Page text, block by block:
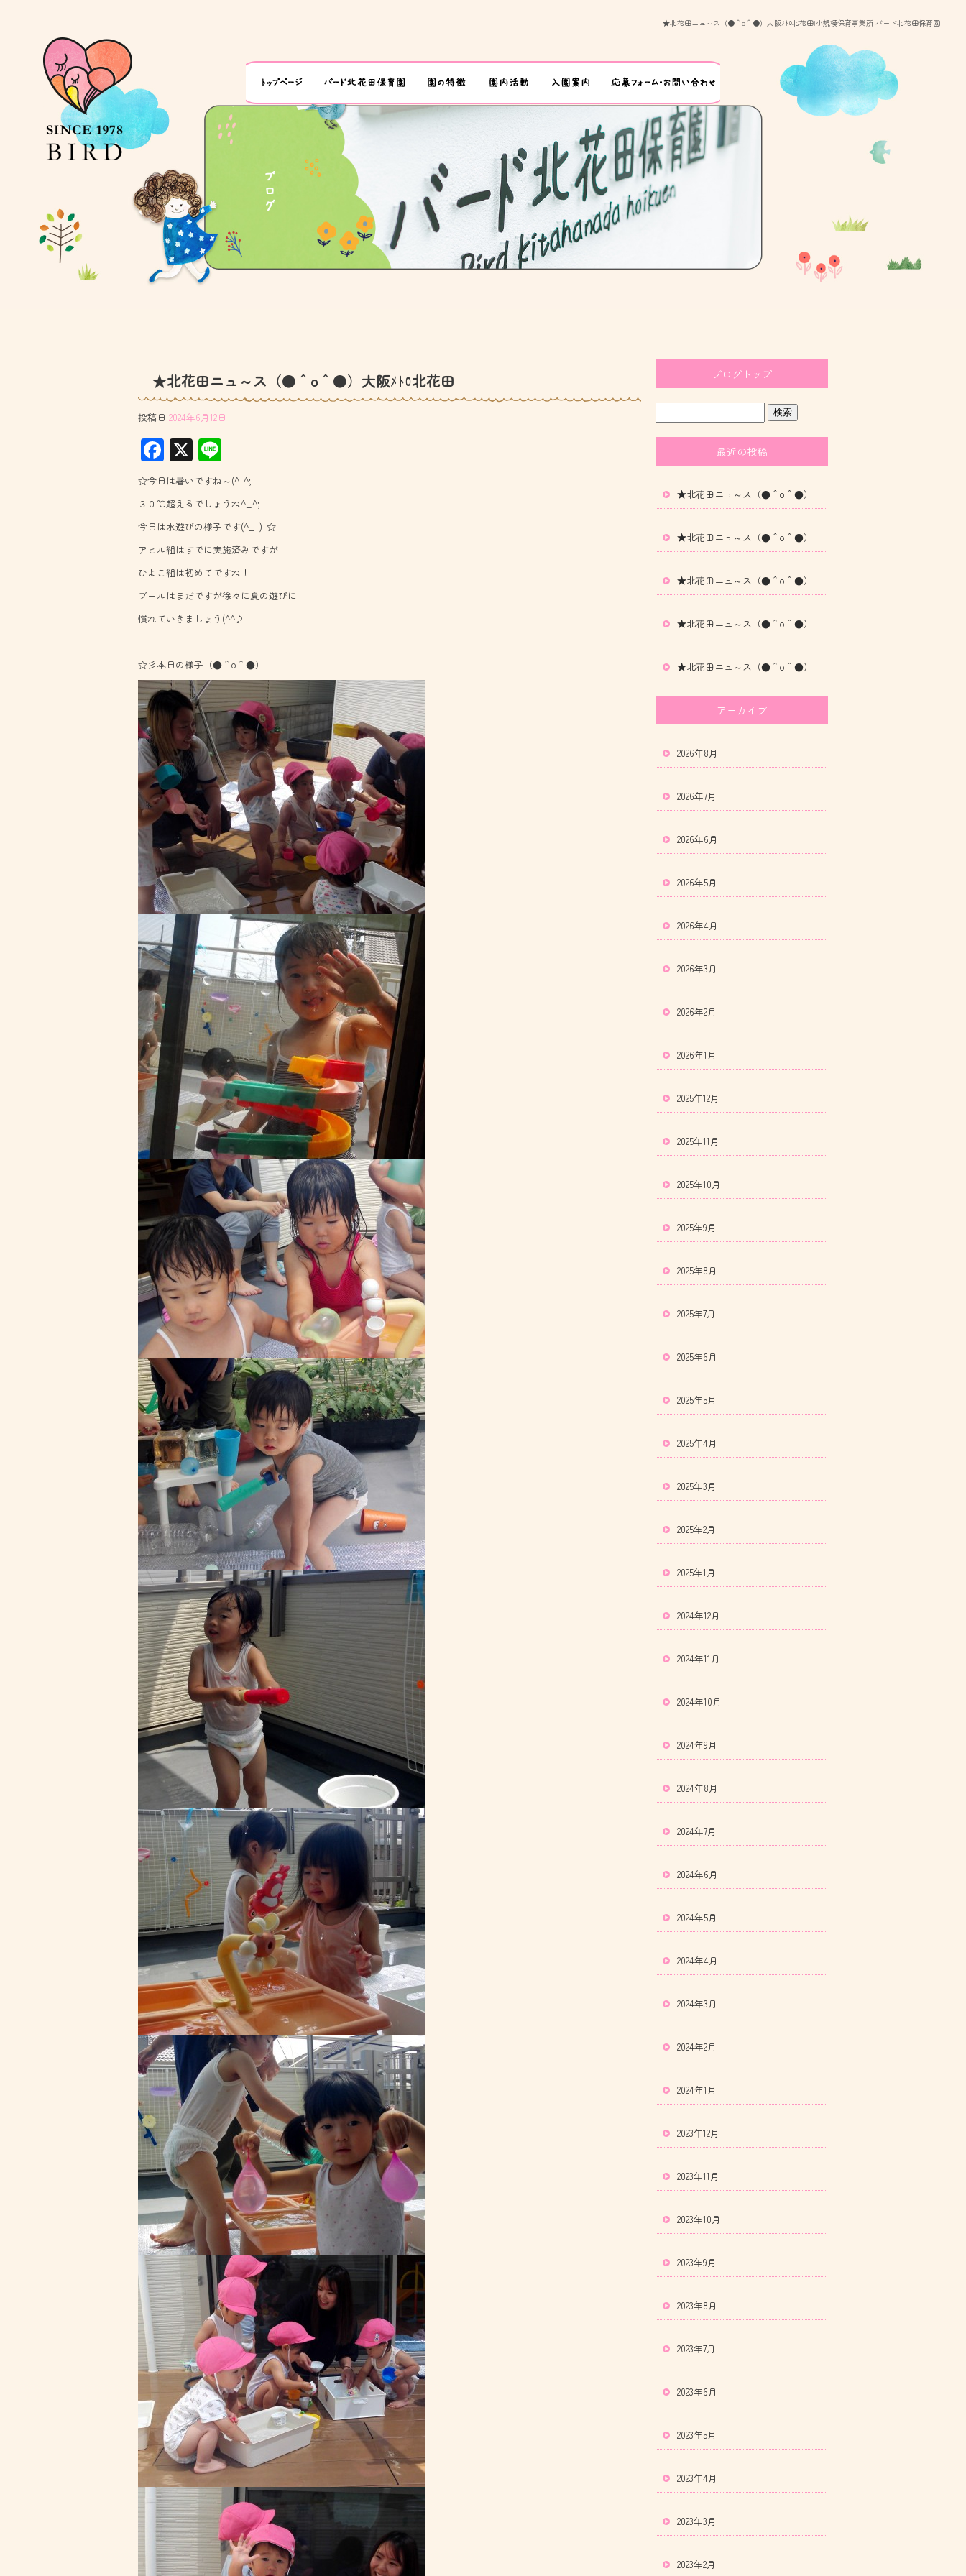
★北花田ニュ～ス（●＾o＾●）大阪ﾒﾄﾛ北花田|小規模保育事業所 バード北花田保育園
★北花田ニュ～ス（●＾o＾●）大阪ﾒﾄﾛ北花田
投稿日 2024年6月12日
F
ac
e
b
o
ok
X
ne
☆今日は暑いですね～(^-^;
３０℃超えるでしょうね^_^;
今日は水遊びの様子です(^_-)-☆
アヒル組はすでに実施済みですが
ひよこ組は初めてですね！
プールはまだですが徐々に夏の遊びに
慣れていきましょう(^^♪
☆彡本日の様子（●＾o＾●）
ブログトップ
最近の投稿
★北花田ニュ～ス（●＾o＾●）
★北花田ニュ～ス（●＾o＾●）
★北花田ニュ～ス（●＾o＾●）
★北花田ニュ～ス（●＾o＾●）
★北花田ニュ～ス（●＾o＾●）
アーカイブ
2026年8月
2026年7月
2026年6月
2026年5月
2026年4月
2026年3月
2026年2月
2026年1月
2025年12月
2025年11月
2025年10月
2025年9月
2025年8月
2025年7月
2025年6月
2025年5月
2025年4月
2025年3月
2025年2月
2025年1月
2024年12月
2024年11月
2024年10月
2024年9月
2024年8月
2024年7月
2024年6月
2024年5月
2024年4月
2024年3月
2024年2月
2024年1月
2023年12月
2023年11月
2023年10月
2023年9月
2023年8月
2023年7月
2023年6月
2023年5月
2023年4月
2023年3月
2023年2月